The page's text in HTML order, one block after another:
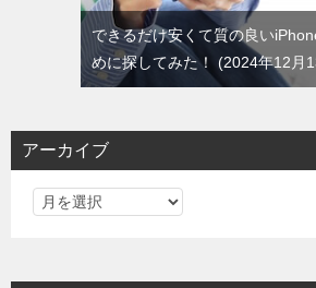
できるだけ安くて質の良い
めに探してみた！
2024年12月
アーカイブ
ア
イ